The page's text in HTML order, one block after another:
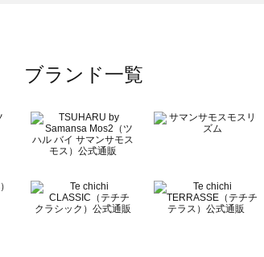
ブランド一覧